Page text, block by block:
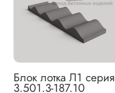
Блок лотка Л1 серия
3.501.3-187.10